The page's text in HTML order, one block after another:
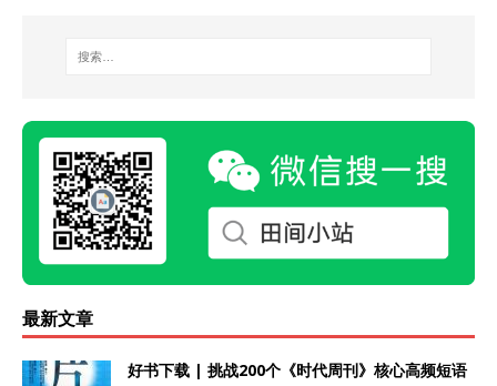
最新文章
好书下载 | 挑战200个《时代周刊》核心高频短语